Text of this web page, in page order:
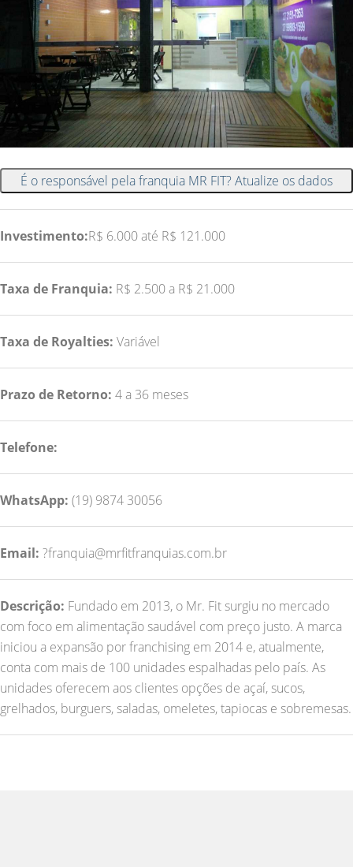
É o responsável pela franquia MR FIT? Atualize os dados
Investimento:R$ 6.000 até R$ 121.000
Taxa de Franquia: R$ 2.500 a R$ 21.000
Taxa de Royalties: Variável
Prazo de Retorno: 4 a 36 meses
Telefone:
WhatsApp: (19) 9874 30056
Email: ?franquia@mrfitfranquias.com.br
Descrição: Fundado em 2013, o Mr. Fit surgiu no mercado
com foco em alimentação saudável com preço justo. A marca
iniciou a expansão por franchising em 2014 e, atualmente,
conta com mais de 100 unidades espalhadas pelo país. As
unidades oferecem aos clientes opções de açaí, sucos,
grelhados, burguers, saladas, omeletes, tapiocas e sobremesas.